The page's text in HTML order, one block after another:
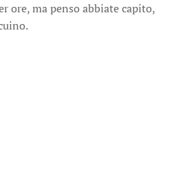
ore, ma penso abbiate capito,